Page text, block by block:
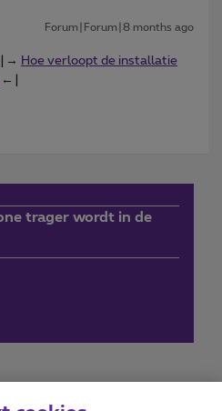
Forum|Forum|8 months ago
|→ Hoe verloopt de installatie
←|
trager wordt in de